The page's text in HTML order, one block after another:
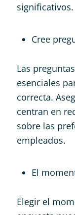
significativos.
Cree
Las
esenciales
correcta.
centran en
sobre las
empleados.
El
Elegir el